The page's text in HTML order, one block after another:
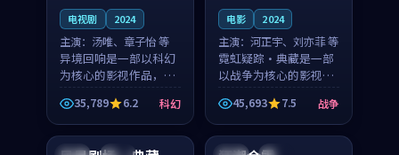
电视剧 2024
主演： 汤唯、章子怡 等
异境回响是一部以科幻
为核心的影视作品，围
绕危机、反转与人物成
长展开，整体节奏紧
凑，值得推荐观看。
35,789 6.2 科幻
电影 2024
主演： 河正宇、刘亦菲 等
霓虹疑踪·典藏是一部
以战争为核心的影视作
品，围绕危机、反转与
人物成长展开，整体节
奏紧凑，值得推荐观
看。
45,693 7.5 战争